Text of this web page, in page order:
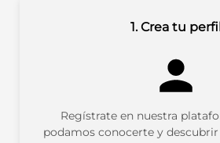
1. Crea tu
Regístrate en nuestra
podamos conocerte y